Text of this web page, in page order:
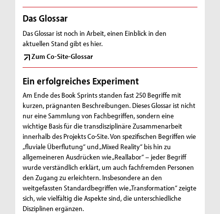
Das Glossar
Das Glossar ist noch in Arbeit, einen Einblick in den
aktuellen Stand gibt es hier.
Zum Co-Site-Glossar
Ein erfolgreiches Experiment
Am Ende des Book Sprints standen fast 250 Begriffe mit
kurzen, prägnanten Beschreibungen. Dieses Glossar ist nicht
nur eine Sammlung von Fachbegriffen, sondern eine
wichtige Basis für die transdisziplinäre Zusammenarbeit
innerhalb des Projekts Co-Site. Von spezifischen Begriffen wie
„fluviale Überflutung“ und „Mixed Reality“ bis hin zu
allgemeineren Ausdrücken wie „Reallabor“ – jeder Begriff
wurde verständlich erklärt, um auch fachfremden Personen
den Zugang zu erleichtern. Insbesondere an den
weitgefassten Standardbegriffen wie „Transformation“ zeigte
sich, wie vielfältig die Aspekte sind, die unterschiedliche
Disziplinen ergänzen.